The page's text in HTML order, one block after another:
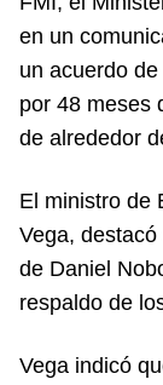
en un
un acuerdo
por 48 meses
de alrededor
El ministro de
Vega,
de Daniel
respaldo de
Vega indicó